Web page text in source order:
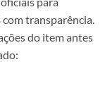
transparência.
do item antes